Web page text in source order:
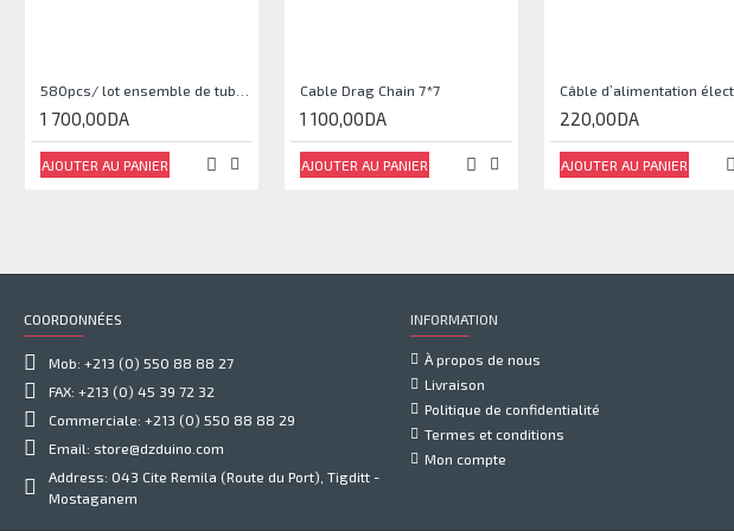
1 700,00DA
AJOUTER AU PANIER
Cable Drag Chain 7*7
1 100,00DA
AJOUTER AU PANIER
220,00DA
AJOUTER AU PANIER
COORDONNÉES
Mob: +213 (0) 550 88 88 27
FAX: +213 (0) 45 39 72 32
Commerciale: +213 (0) 550 88 88 29
Email: store@dzduino.com
Address: 043 Cite Remila (Route du Port), Tigditt -
Mostaganem
INFORMATION
À propos de nous
Livraison
Politique de confidentialité
Termes et conditions
Mon compte